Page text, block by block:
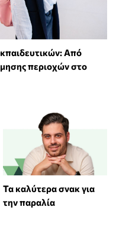
Από
περιοχών στο
Τα καλύτερα σνακ για
την παραλία